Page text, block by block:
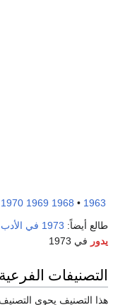
•
1968
1969
1970
1971
أيضاً: 1973 في الأدب ، و
في 1973
الفرعية
التصنيف يحوي التصنيف